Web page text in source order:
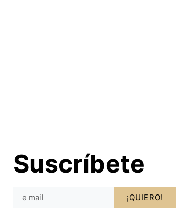
Suscríbete
¡QUIERO!